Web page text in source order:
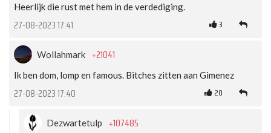
Heerlijk die rust met hem in de verdediging.
27-08-2023 17:41 3
Wollahmark +21041
Ik ben dom, lomp en famous. Bitches zitten aan Gimenez
27-08-2023 17:40 20
Dezwartetulp +107485